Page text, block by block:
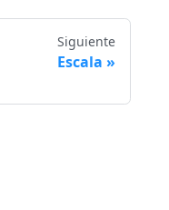
Siguiente
Escala